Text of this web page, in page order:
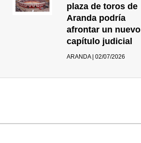
plaza de toros de
Aranda podría
afrontar un nuevo
capítulo judicial
ARANDA | 02/07/2026